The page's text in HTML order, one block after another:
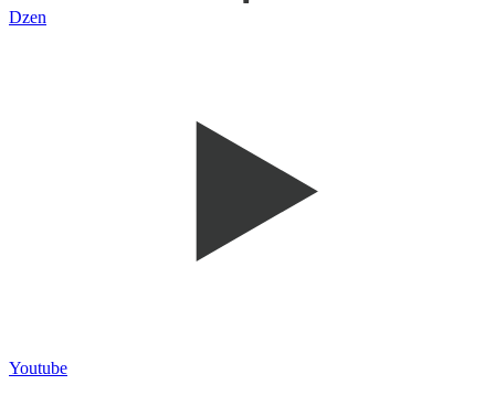
Dzen
Youtube